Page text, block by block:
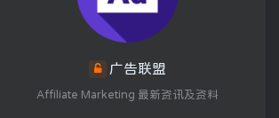
广告联盟
Affiliate Marketing 最新资讯及资料